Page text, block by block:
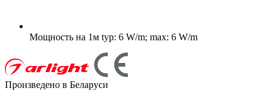
Мощность на 1м typ: 6 W/m; max: 6 W/m
Произведено в Беларуси